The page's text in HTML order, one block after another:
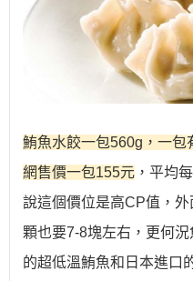
鮪魚水餃一包560g，一包
網售價一包155元 ，平均
說這個價位是高CP值，
顆也要7-8塊左右，更何況
的超低溫鮪魚和日本進口